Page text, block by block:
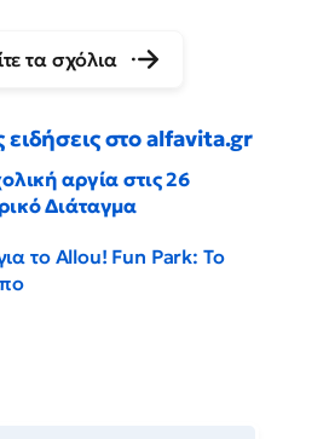
τα σχόλια
ειδήσεις στο alfavita.gr
αργία στις 26
Διάταγμα
το Allou! Fun Park: Το